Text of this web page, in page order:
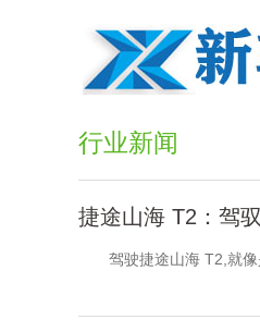
行业新闻
捷途山海 T2：驾
驾驶捷途山海 T2,就像